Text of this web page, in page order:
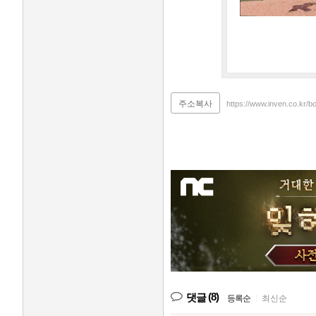
주소복사 https://www.inven.co.kr/
댓글(8) 등록순 최신순